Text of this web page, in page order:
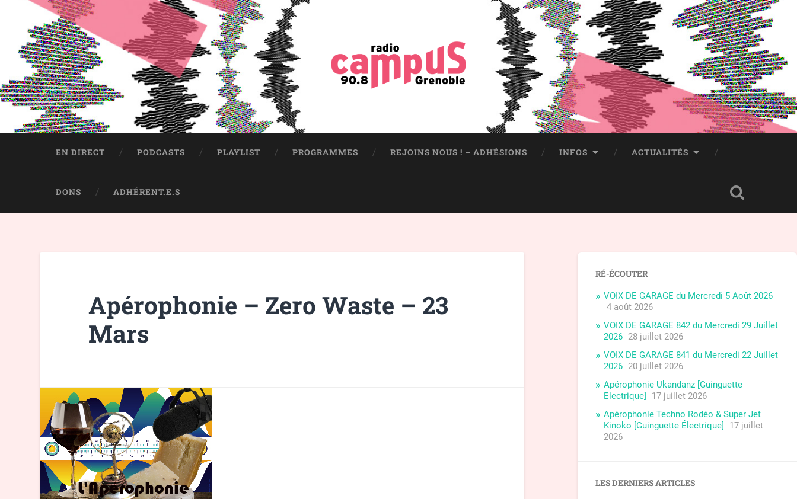
EN DIRECT PODCASTS PLAYLIST PROGRAMMES REJOINS NOUS ! – ADHÉSIONS INFOS ACTUALITÉS
DONS ADHÉRENT.E.S
Apérophonie – Zero Waste – 23
Mars
RÉ-ÉCOUTER
VOIX DE GARAGE du Mercredi 5 Août 2026
4 août 2026
VOIX DE GARAGE 842 du Mercredi 29 Juillet
2026 28 juillet 2026
VOIX DE GARAGE 841 du Mercredi 22 Juillet
2026 20 juillet 2026
Apérophonie Ukandanz [Guinguette
Electrique]
17 juillet 2026
Apérophonie Techno Rodéo & Super Jet
Kinoko [Guinguette Électrique]
17 juillet
2026
LES DERNIERS ARTICLES